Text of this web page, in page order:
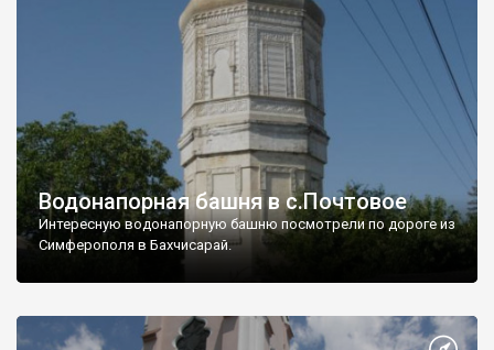
Водонапорная башня в с.Почтовое
Интересную водонапорную башню посмотрели по дороге из
Симферополя в Бахчисарай.